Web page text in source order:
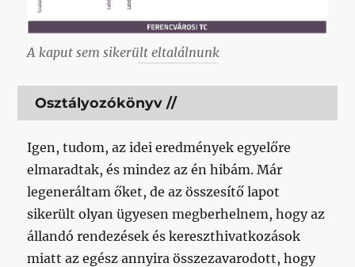
A kaput sem sikerült eltalálnunk
Osztályozókönyv //
Igen, tudom, az idei eredmények egyelőre
elmaradtak, és mindez az én hibám. Már
legeneráltam őket, de az összesítő lapot
sikerült olyan ügyesen megberhelnem, hogy az
állandó rendezések és kereszthivatkozások
miatt az egész annyira összezavarodott, hogy